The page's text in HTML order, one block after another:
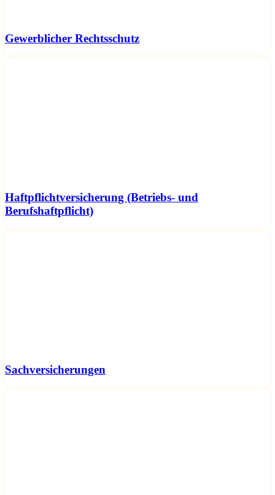
Gewerblicher Rechtsschutz
Haftpflichtversicherung (Betriebs- und
Berufshaftpflicht)
Sachversicherungen